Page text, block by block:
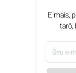
E mais,
tarô,